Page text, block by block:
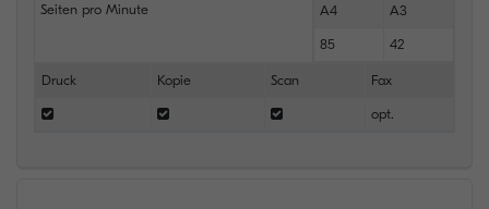
Seiten pro Minute A4 A3
85 42
Druck Kopie Scan Fax
opt.